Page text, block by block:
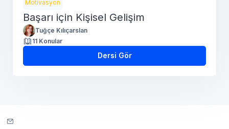
Motivasyon
Başarı için Kişisel Gelişim
Tuğçe Kılıçarslan
11 Konular
Dersi Gör